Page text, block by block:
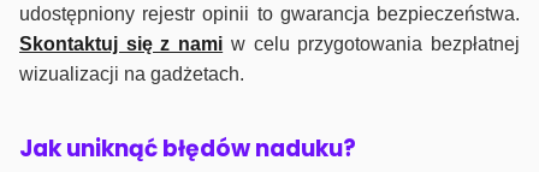
udostępniony rejestr opinii to gwarancja bezpieczeństwa.
Skontaktuj się z nami w celu przygotowania bezpłatnej
wizualizacji na gadżetach.
Jak uniknąć błędów naduku?